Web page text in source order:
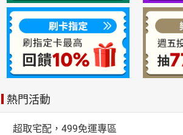
熱門活動
超取宅配，499免運專區